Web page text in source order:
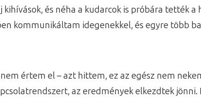
és néha a kudarcok is próbára tették a
kommunikáltam idegenekkel, és egyre több
értem el – azt hittem, ez az egész nem
az eredmények elkezdtek jönni.